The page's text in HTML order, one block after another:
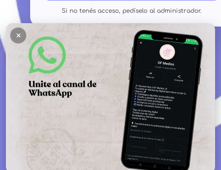
Si no tenés acceso, pedíselo al administrador.
×